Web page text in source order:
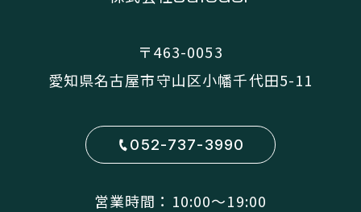
〒463-0053
愛知県名古屋市守山区小幡千代田5-11
052-737-3990
営業時間：10:00〜19:00